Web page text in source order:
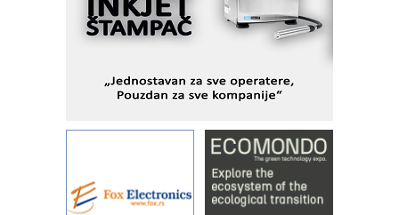
I.SAFE MOBILE revolucioniše
industrijsku automatizaciju
pionirskimmobile operator PANEL-OM
podešavanje u proizvodnji prototipova
savremene industrijske i logističke
Alba d.o.o. – 35 godina preciznosti u
metrologiji i pametnim dozirnim
rešenjima